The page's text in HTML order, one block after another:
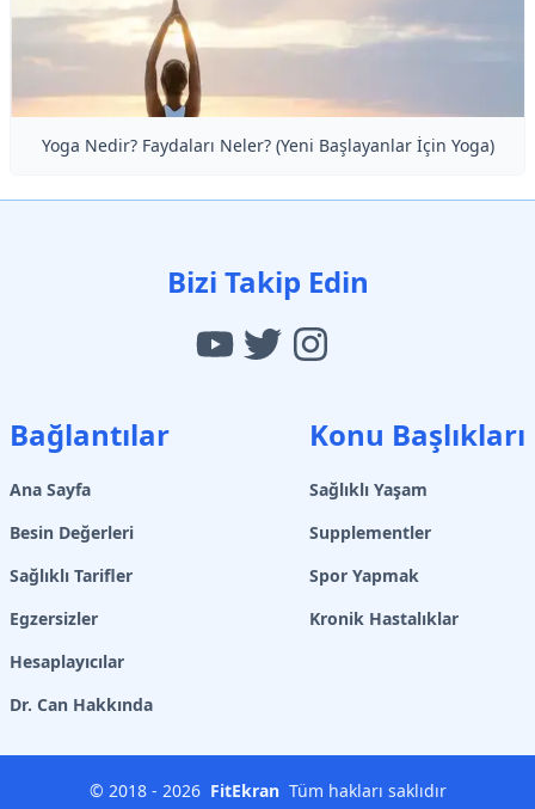
Yoga Nedir? Faydaları Neler? (Yeni Başlayanlar İçin Yoga)
Bizi Takip Edin
Bağlantılar
Ana Sayfa
Besin Değerleri
Sağlıklı Tarifler
Egzersizler
Hesaplayıcılar
Dr. Can Hakkında
Konu Başlıkları
Sağlıklı Yaşam
Supplementler
Spor Yapmak
Kronik Hastalıklar
© 2018 - 2026 FitEkran Tüm hakları saklıdır